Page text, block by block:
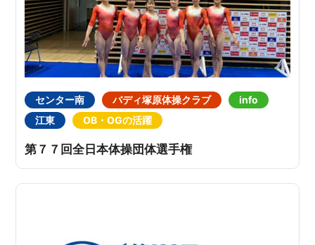
センター南 バディ塚原体操クラブ
info
江東
OB・OGの活躍
第７７回全日本体操団体選手権